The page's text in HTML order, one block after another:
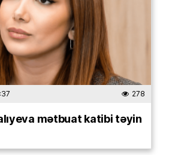
278
mətbuat katibi təyin